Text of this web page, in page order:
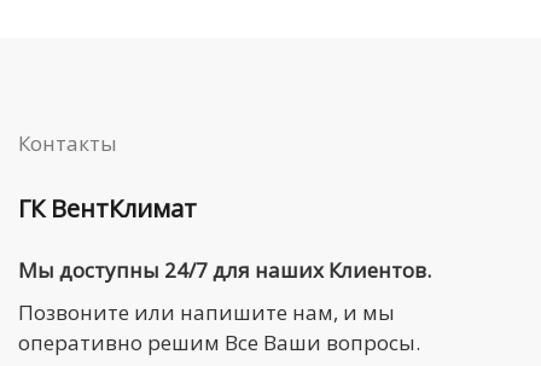
Контакты
ГК ВентКлимат
Мы доступны 24/7 для наших Клиентов.
Позвоните или напишите нам, и мы
оперативно решим Все Ваши вопросы.